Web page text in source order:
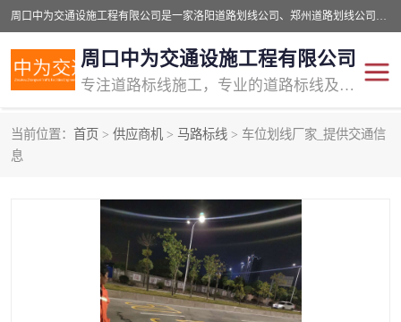
周口中为交通设施工程有限公司是一家洛阳道路划线公司、郑州道路划线公司、平顶山道路车位划线公司、开封车位划线公司、许昌道路车位划线公司、漯河道路车位划线公司，公司始终坚持“诚信、匠心、专注”的宗旨；我们的经营理念是：的服务。
周口中为交通设施工程有限公司
专注道路标线施工，专业的道路标线及交通设施施工服务商!
当前位置： 首页 > 供应商机 > 马路标线 > 车位划线厂家_提供交通信
息
道路标线划线 马路标线
道路划线